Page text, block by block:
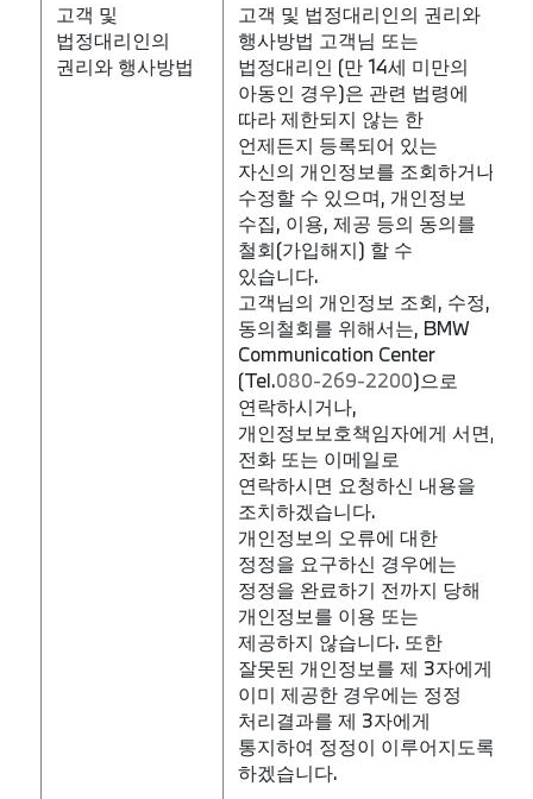
고객 및
법정대리인의
권리와 행사방법
고객 및 법정대리인의 권리와
행사방법 고객님 또는
법정대리인 (만 14세 미만의
아동인 경우)은 관련 법령에
따라 제한되지 않는 한
언제든지 등록되어 있는
자신의 개인정보를 조회하거나
수정할 수 있으며, 개인정보
수집, 이용, 제공 등의 동의를
철회(가입해지) 할 수
있습니다.
고객님의 개인정보 조회, 수정,
동의철회를 위해서는, BMW
Communication Center
(Tel.080-269-2200)으로
연락하시거나,
개인정보보호책임자에게 서면,
전화 또는 이메일로
연락하시면 요청하신 내용을
조치하겠습니다.
개인정보의 오류에 대한
정정을 요구하신 경우에는
정정을 완료하기 전까지 당해
개인정보를 이용 또는
제공하지 않습니다. 또한
잘못된 개인정보를 제 3자에게
이미 제공한 경우에는 정정
처리결과를 제 3자에게
통지하여 정정이 이루어지도록
하겠습니다.